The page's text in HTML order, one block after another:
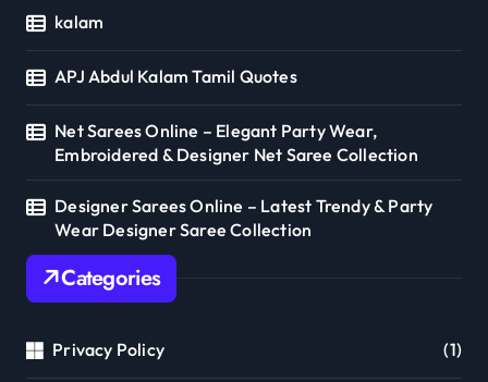
kalam
APJ Abdul Kalam Tamil Quotes
Net Sarees Online – Elegant Party Wear,
Embroidered & Designer Net Saree Collection
Designer Sarees Online – Latest Trendy & Party
Wear Designer Saree Collection
Categories
Privacy Policy (1)